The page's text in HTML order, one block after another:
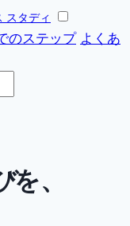
スタディ
のステップ よくあ
を、